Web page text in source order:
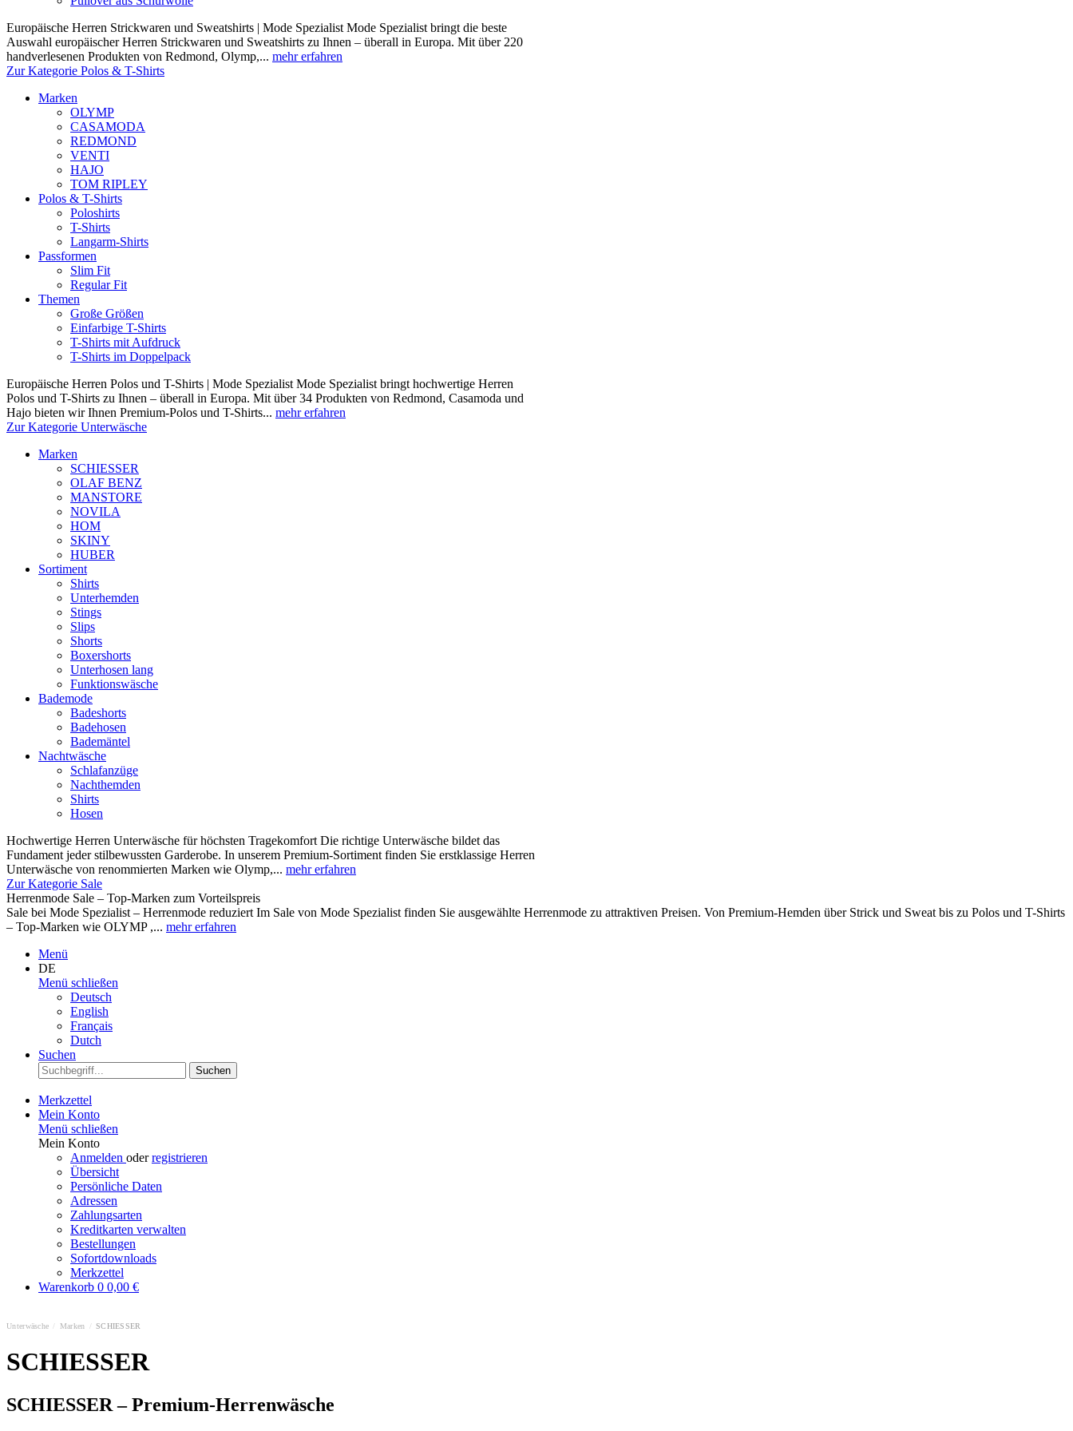
Europäische Herren Strickwaren und Sweatshirts | Mode Spezialist Mode Spezialist bringt die beste
Auswahl europäischer Herren Strickwaren und Sweatshirts zu Ihnen – überall in Europa. Mit über 220
handverlesenen Produkten von Redmond, Olymp,... mehr erfahren
Zur Kategorie Polos & T-Shirts
Marken
OLYMP
CASAMODA
REDMOND
VENTI
HAJO
TOM RIPLEY
Polos & T-Shirts
Poloshirts
T-Shirts
Langarm-Shirts
Passformen
Slim Fit
Regular Fit
Themen
Große Größen
Einfarbige T-Shirts
T-Shirts mit Aufdruck
T-Shirts im Doppelpack
Europäische Herren Polos und T-Shirts | Mode Spezialist Mode Spezialist bringt hochwertige Herren
Polos und T-Shirts zu Ihnen – überall in Europa. Mit über 34 Produkten von Redmond, Casamoda und
Hajo bieten wir Ihnen Premium-Polos und T-Shirts... mehr erfahren
Zur Kategorie Unterwäsche
Marken
SCHIESSER
OLAF BENZ
MANSTORE
NOVILA
HOM
SKINY
HUBER
Sortiment
Shirts
Unterhemden
Stings
Slips
Shorts
Boxershorts
Unterhosen lang
Funktionswäsche
Bademode
Badeshorts
Badehosen
Bademäntel
Nachtwäsche
Schlafanzüge
Nachthemden
Shirts
Hosen
Hochwertige Herren Unterwäsche für höchsten Tragekomfort Die richtige Unterwäsche bildet das
Fundament jeder stilbewussten Garderobe. In unserem Premium-Sortiment finden Sie erstklassige Herren
Unterwäsche von renommierten Marken wie Olymp,... mehr erfahren
Zur Kategorie Sale
Herrenmode Sale – Top-Marken zum Vorteilspreis
Sale bei Mode Spezialist – Herrenmode reduziert Im Sale von Mode Spezialist finden Sie ausgewählte Herrenmode zu attraktiven Preisen. Von Premium-Hemden über Strick und Sweat bis zu Polos und T-Shirts
– Top-Marken wie OLYMP ,... mehr erfahren
Menü
DE
Menü schließen
Deutsch
English
Français
Dutch
Suchen
Suchen
Merkzettel
Mein Konto
Menü schließen
Mein Konto
Anmelden oderregistrieren
Übersicht
Persönliche Daten
Adressen
Zahlungsarten
Kreditkarten verwalten
Bestellungen
Sofortdownloads
Merkzettel
Warenkorb 0 0,00 €
Unterwäsche Marken SCHIESSER
SCHIESSER
SCHIESSER – Premium-Herrenwäsche